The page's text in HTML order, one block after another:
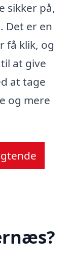
sikker på,
Det er en
få klik, og
at give
at tage
og mere